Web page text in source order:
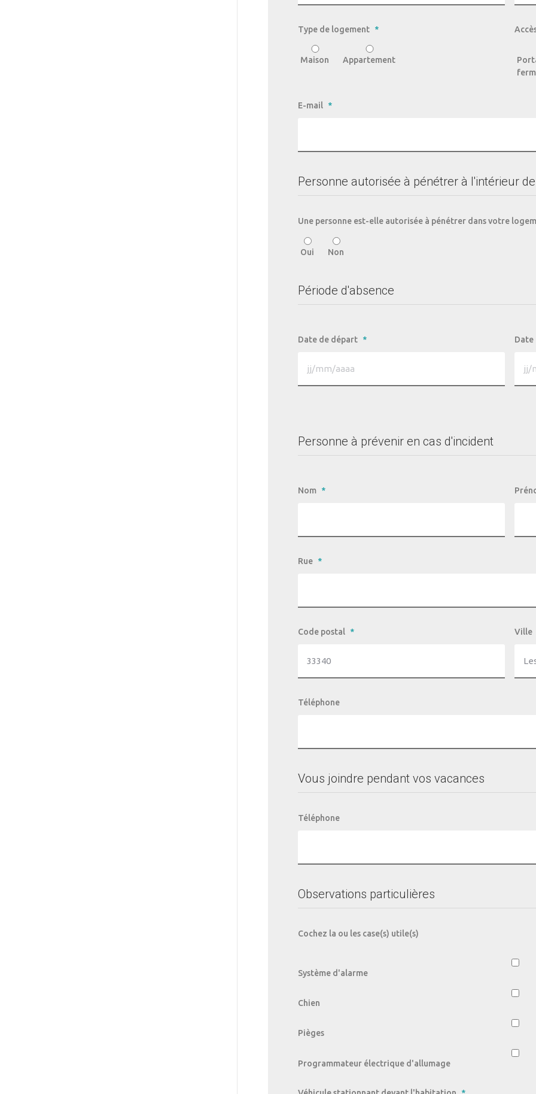
Type de logement *
Maison Appartement
E-mail *
Personne autorisée à pénétrer à l'intérieur
Une personne est-elle autorisée à pénétrer dans votre
Oui Non
Période d'absence
Date de départ *
Personne à prévenir en cas d'incident
Nom *
Rue *
Code postal * Ville
Téléphone
Vous joindre pendant vos vacances
Téléphone
Observations particulières
Cochez la ou les case(s) utile(s)
Système d'alarme
Chien
Pièges
Programmateur électrique d'allumage